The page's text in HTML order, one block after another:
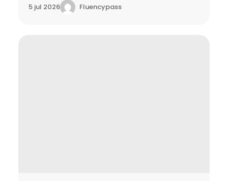
5 jul 2026 Fluencypass